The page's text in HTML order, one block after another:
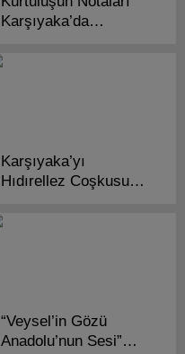
Karşıyaka’da
Karşıyaka’yı
Hıdırellez Coşkusu
“Veysel’in Gözü
Anadolu’nun Sesi”